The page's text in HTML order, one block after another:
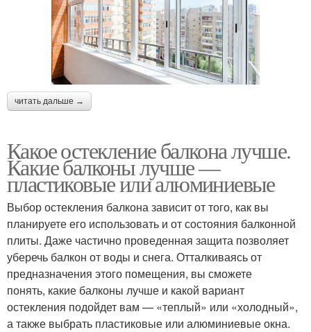
читать дальше →
Какое остекление балкона лучше.
Какие балконы лучше —
пластиковые или алюминиевые
Выбор остекления балкона зависит от того, как вы
планируете его использовать и от состояния балконной
плиты. Даже частично проведенная защита позволяет
уберечь балкон от воды и снега. Отталкиваясь от
предназначения этого помещения, вы сможете
понять, какие балконы лучше и какой вариант
остекления подойдет вам — «теплый» или «холодный»,
а также выбрать пластиковые или алюминиевые окна.